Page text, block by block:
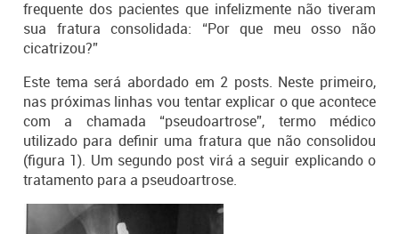
frequente dos pacientes que infelizmente não tiveram
sua fratura consolidada: “Por que meu osso não
cicatrizou?”
Este tema será abordado em 2 posts. Neste primeiro,
nas próximas linhas vou tentar explicar o que acontece
com a chamada “pseudoartrose”, termo médico
utilizado para definir uma fratura que não consolidou
(figura 1). Um segundo post virá a seguir explicando o
tratamento para a pseudoartrose.